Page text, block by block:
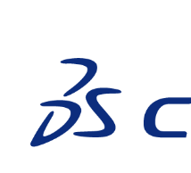
Riferimenti